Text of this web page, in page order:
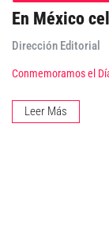
En México
Dirección Editorial
Conmemoramos el
Leer Más